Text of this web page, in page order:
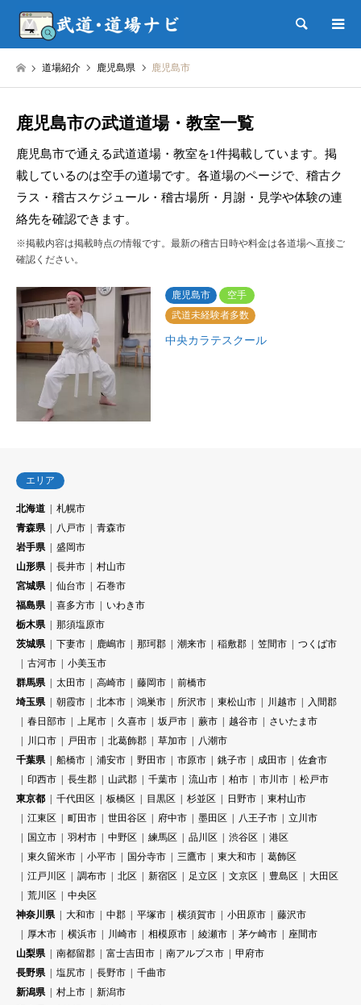
検索
道場紹介 鹿児島県 鹿児島市
鹿児島市の武道道場・教室一覧
鹿児島市で通える武道道場・教室を1件掲載しています。掲
載しているのは空手の道場です。各道場のページで、稽古ク
ラス・稽古スケジュール・稽古場所・月謝・見学や体験の連
絡先を確認できます。
※掲載内容は掲載時点の情報です。最新の稽古日時や料金は各道場へ直接ご
確認ください。
鹿児島市
空手
武道未経験者多数
中央カラテスクール
エリア
北海道
札幌市
青森県
八戸市
青森市
岩手県
盛岡市
山形県
長井市
村山市
宮城県
仙台市
石巻市
福島県
喜多方市
いわき市
栃木県
那須塩原市
茨城県
下妻市 鹿嶋市 那珂郡 潮来市 稲敷郡 笠間市
つくば市
古河市
小美玉市
群馬県
太田市 高崎市 藤岡市
前橋市
埼玉県
朝霞市 北本市 鴻巣市 所沢市 東松山市 川越市
入間郡
春日部市
上尾市 久喜市 坂戸市 蕨市 越谷市
さいたま市
川口市
戸田市 北葛飾郡 草加市
八潮市
千葉県
船橋市 浦安市 野田市 市原市 銚子市 成田市
佐倉市
印西市
長生郡 山武郡 千葉市 流山市 柏市 市川市
松戸市
東京都
千代田区 板橋区 目黒区 杉並区 日野市
東村山市
江東区
町田市 世田谷区 府中市 墨田区 八王子市
立川市
国立市
羽村市 中野区 練馬区 品川区 渋谷区
港区
東久留米市
小平市 国分寺市 三鷹市 東大和市
葛飾区
江戸川区
調布市 北区 新宿区 足立区 文京区 豊島区
大田区
荒川区
中央区
神奈川県
大和市 中郡 平塚市 横須賀市 小田原市
藤沢市
厚木市
横浜市 川崎市 相模原市 綾瀬市 茅ケ崎市
座間市
山梨県
南都留郡 富士吉田市 南アルプス市
甲府市
長野県
塩尻市 長野市
千曲市
新潟県
村上市
新潟市